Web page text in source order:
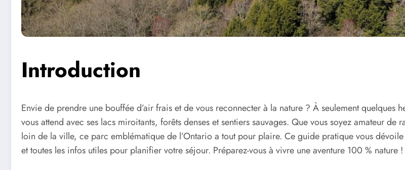
Introduction
Envie de prendre une bouffée d’air frais et de vous reconnecter à la nature ? À seulement
vous attend avec ses lacs miroitants, forêts denses et sentiers sauvages. Que vous soyez amateur
loin de la ville, ce parc emblématique de l’Ontario a tout pour plaire. Ce guide pratique vous
et toutes les infos utiles pour planifier votre séjour. Préparez-vous à vivre une aventure 100 % nature !